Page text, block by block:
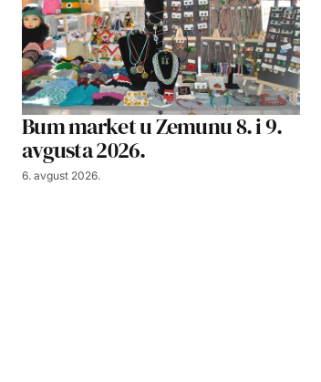
Bum market u Zemunu 8. i 9.
avgusta 2026.
6. avgust 2026.